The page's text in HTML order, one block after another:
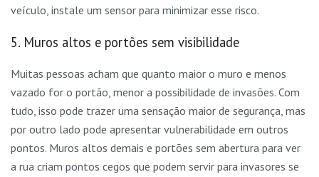
veículo, instale um sensor para minimizar esse risco.
5. Muros altos e portões sem visibilidade
Muitas pessoas acham que quanto maior o muro e menos
vazado for o portão, menor a possibilidade de invasões. Com
tudo, isso pode trazer uma sensação maior de segurança, mas
por outro lado pode apresentar vulnerabilidade em outros
pontos. Muros altos demais e portões sem abertura para ver
a rua criam pontos cegos que podem servir para invasores se